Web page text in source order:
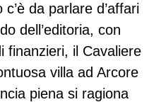
da parlare d’affari
dell’editoria, con
finanzieri, il Cavaliere
villa ad Arcore
piena si ragiona